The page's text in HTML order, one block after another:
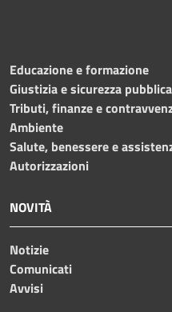
Educazione e formazione
Giustizia e sicurezza pubblica
Tributi, finanze e
Ambiente
Salute, benessere e
Autorizzazioni
NOVITÀ
Notizie
Comunicati
Avvisi